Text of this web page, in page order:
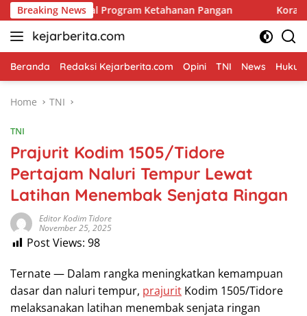
Skip
to
content
Breaking News
Kawal Program Ketahanan Pangan Koramil
kejarberita.com
Beranda Redaksi Kejarberita.com Opini TNI News
Home TNI
TNI
Prajurit Kodim 1505/Tidore
Pertajam Naluri Tempur Lewat
Latihan Menembak Senjata Ringan
Editor Kodim Tidore
November 25, 2025
Post Views: 98
Ternate — Dalam rangka meningkatkan kemampuan
dasar dan naluri tempur, prajurit Kodim 1505/Tidore
melaksanakan latihan menembak senjata ringan